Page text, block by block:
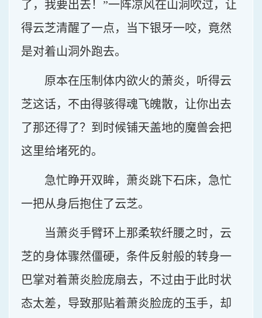
了，我要出去！”一阵凉风在山洞吹过，让
得云芝清醒了一点，当下银牙一咬，竟然
是对着山洞外跑去。
原本在压制体内欲火的萧炎，听得云
芝这话，不由得骇得魂飞魄散，让你出去
了那还得了？到时候铺天盖地的魔兽会把
这里给堵死的。
急忙睁开双眸，萧炎跳下石床，急忙
一把从身后抱住了云芝。
当萧炎手臂环上那柔软纤腰之时，云
芝的身体骤然僵硬，条件反射般的转身一
巴掌对着萧炎脸庞扇去，不过由于此时状
态太差，导致那贴着萧炎脸庞的玉手，却